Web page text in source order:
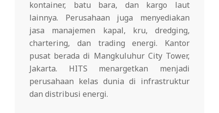
kontainer, batu bara, dan kargo laut
lainnya. Perusahaan juga menyediakan
jasa manajemen kapal, kru, dredging,
chartering, dan trading energi. Kantor
pusat berada di Mangkuluhur City Tower,
Jakarta. HITS menargetkan menjadi
perusahaan kelas dunia di infrastruktur
dan distribusi energi.